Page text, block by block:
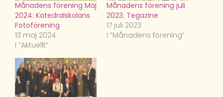
Månadens förening Maj
2024: Katedralskolans
Fotoförening
13 maj 2024
I ”Aktuellt”
Månadens förening juli
2023: Tegazine
17 juli 2023
I ”Månadens förening”